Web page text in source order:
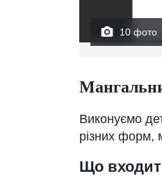
10 фото
Виконуємо
різних форм,
Що